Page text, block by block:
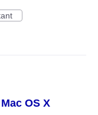
OS X